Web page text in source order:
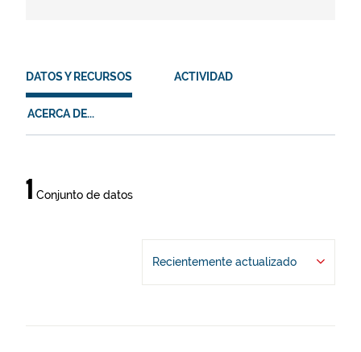
eu (1)
DATOS Y RECURSOS ACTIVIDAD
ACERCA DE...
Datos
y
1 Conjunto de datos
Recientemente actualizado